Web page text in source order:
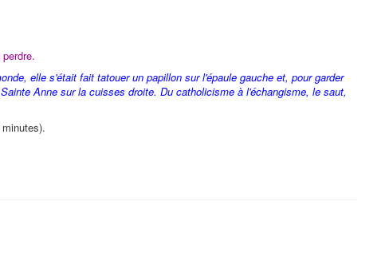
elle s'était fait tatouer un papillon sur l'épaule gauche et, pour garder
Anne sur la cuisses droite. Du catholicisme à l'échangisme, le saut,